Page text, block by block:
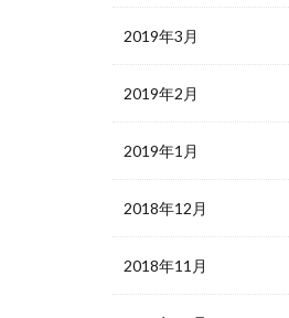
2019年3月
2019年2月
2019年1月
2018年12月
2018年11月